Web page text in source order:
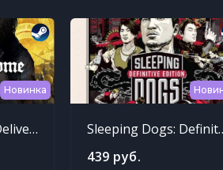
Новинка
Kingdom Come: Deliverance
Sleeping
439 руб.